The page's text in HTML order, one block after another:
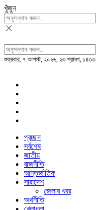
খুঁজুন
শুক্রবার, ৭ আগস্ট, ২০২৬, ২৩ শ্রাবণ, ১৪৩৩
প্রচ্ছদ
সর্বশেষ
জাতীয়
রাজনীতি
আন্তর্জাতিক
সারাদেশ
জেলার খবর
অর্থনীতি